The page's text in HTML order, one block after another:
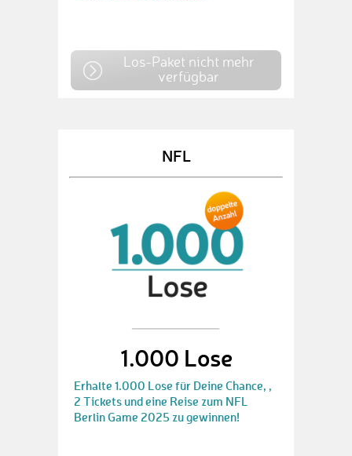
Los-Paket nicht mehr
verfügbar
NFL
1.000 Lose
Erhalte 1.000 Lose für Deine Chance, ,
2 Tickets und eine Reise zum NFL
Berlin Game 2025 zu gewinnen!